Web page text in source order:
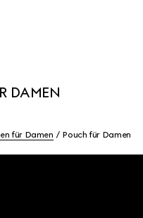
DAMEN
für Damen Pouch für Damen